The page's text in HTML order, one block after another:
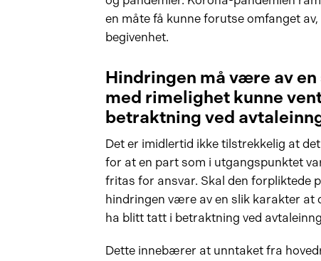
en måte få kunne forutse omfanget
begivenhet.
Hindringen må være av
med rimelighet kunne
betraktning ved
Det er imidlertid ikke tilstrekkelig at
for at en part som i utgangspunktet
fritas for ansvar. Skal den forpliktede
hindringen være av en slik karakter at
ha blitt tatt i betraktning ved
Dette innebærer at unntaket fra